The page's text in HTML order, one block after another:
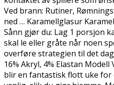
Ved brann: Rutiner,
ned … Karamellglasur
Sånn gjør du: Lag 1 porsjon
skal le eller gråte når noen
overføre strategien til det
16% Akryl, 4% Elastan
blir en fantastisk flott uke for